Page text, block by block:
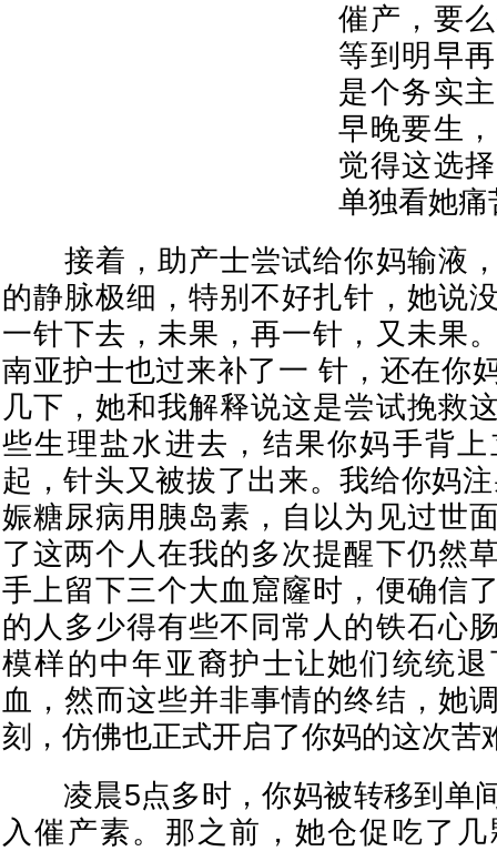
催产，要
等到明早
是个务实
早晚要生
觉得这选
单独看她痛
接着，助产士尝试给你妈输液，
的静脉极细，特别不好扎针，她说
一针下去，未果，再一针，又未果
南亚护士也过来补了一 针，还在你
几下，她和我解释说这是尝试挽救
些生理盐水进去，结果你妈手背
起，针头又被拔了出来。我给你妈
娠糖尿病用胰岛素，自以为见过世
了这两个人在我的多次提醒下仍然
手上留下三个大血窟窿时，便确信
的人多少得有些不同常人的铁石心
模样的中年亚裔护士让她们统统
血，然而这些并非事情的终结，她
刻，仿佛也正式开启了你妈的这次苦
凌晨5点多时，你妈被转移到单
入催产素。那之前，她仓促吃了